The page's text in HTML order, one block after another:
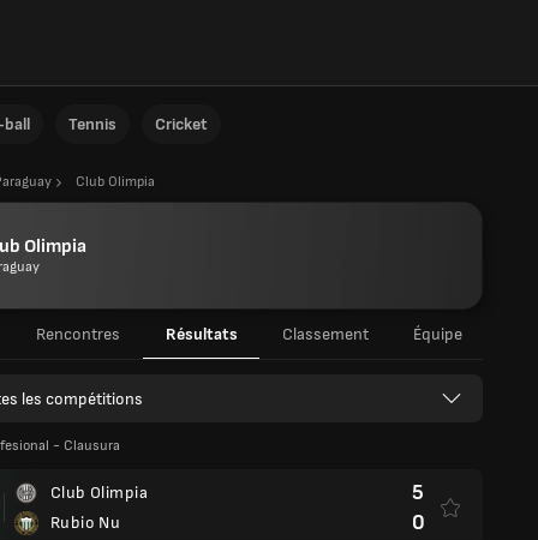
ball Tennis Cricket
Club Olimpia
Olimpia
Rencontres Résultats Classement Équipe
les compétitions
- Clausura
Club Olimpia
Rubio Nu
5
0